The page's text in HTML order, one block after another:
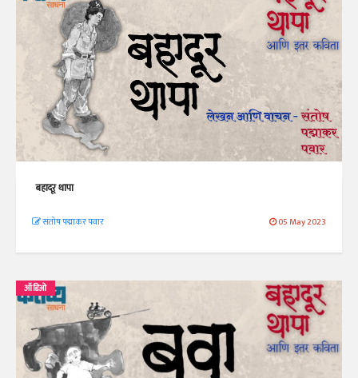
बहादूर थापा
संतोष पद्माकर पवार 05 May 2023
ऑडिओ